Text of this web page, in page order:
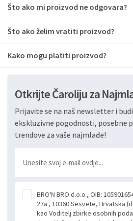
Što ako mi proizvod ne odgovara?
Što ako želim vratiti proizvod?
Kako mogu platiti proizvod?
Otkrijte Čaroliju za
Prijavite se na naš newsletter i
ekskluzivne pogodnosti, posebne
trendove za vaše najmlađe!
BRO'N BRO d.o.o., OIB:
27a , 10360 Sesvete, Hrvatska
kao Voditelj zbirke osobnih